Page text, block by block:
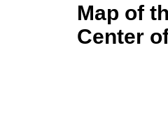
Map of
Center